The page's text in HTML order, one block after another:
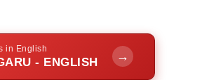
in English
- ENGLISH →